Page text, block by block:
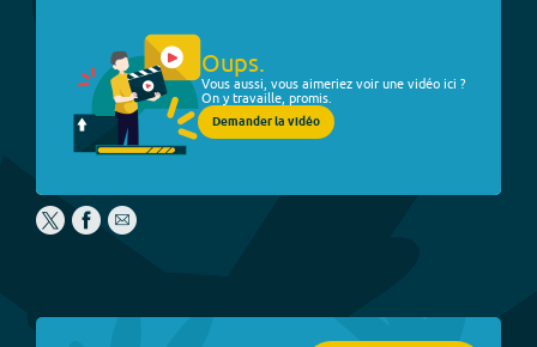
Oups.
Vous aussi, vous aimeriez voir une vidéo ici ?
On y travaille, promis.
Demander la vidéo